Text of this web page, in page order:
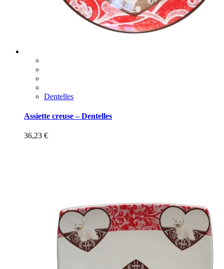
Dentelles
Assiette creuse – Dentelles
36,23 €